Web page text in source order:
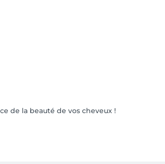
de la beauté de vos cheveux !